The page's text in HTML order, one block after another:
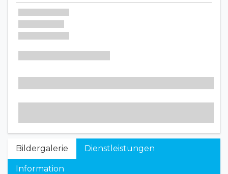
Bildergalerie Dienstleistungen
Information